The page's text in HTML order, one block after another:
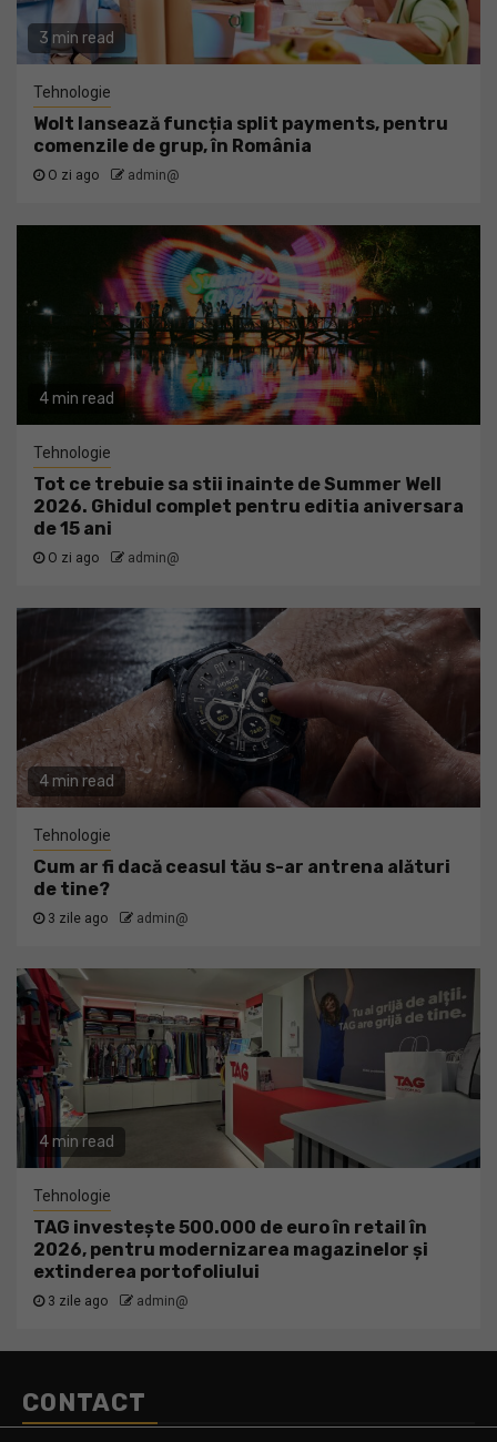
3 min read
Tehnologie
Wolt lansează funcția split payments, pentru
comenzile de grup, în România
O zi ago admin@
4 min read
Tehnologie
Tot ce trebuie sa stii inainte de Summer Well
2026. Ghidul complet pentru editia aniversara
de 15 ani
O zi ago admin@
4 min read
Tehnologie
Cum ar fi dacă ceasul tău s-ar antrena alături
de tine?
3 zile ago admin@
4 min read
Tehnologie
TAG investește 500.000 de euro în retail în
2026, pentru modernizarea magazinelor și
extinderea portofoliului
3 zile ago admin@
CONTACT